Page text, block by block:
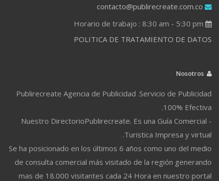
contacto@publirecreate.com.co
POLITICA DE TRATAMIENTO DE DATOS
Publirecreate Agencia de Publicidad .Servicio de Publicidad
100% Efectiva.
Nuestro DirectorioPublirecreate. Es una Guía Comercial -
Turistica Impresa y virtual.
Se ha posicionado en los últimos 6 años como uno del medio
de consulta comercial más visitado de la región generando
mas de 18.000 visitantes cada 24 Hora en nuestro portal